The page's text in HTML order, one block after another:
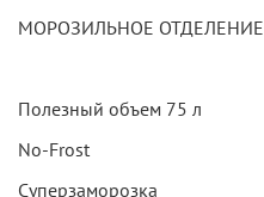
МОРОЗИЛЬНОЕ ОТДЕЛЕНИЕ
Полезный объем 75 л
No-Frost
Суперзаморозка